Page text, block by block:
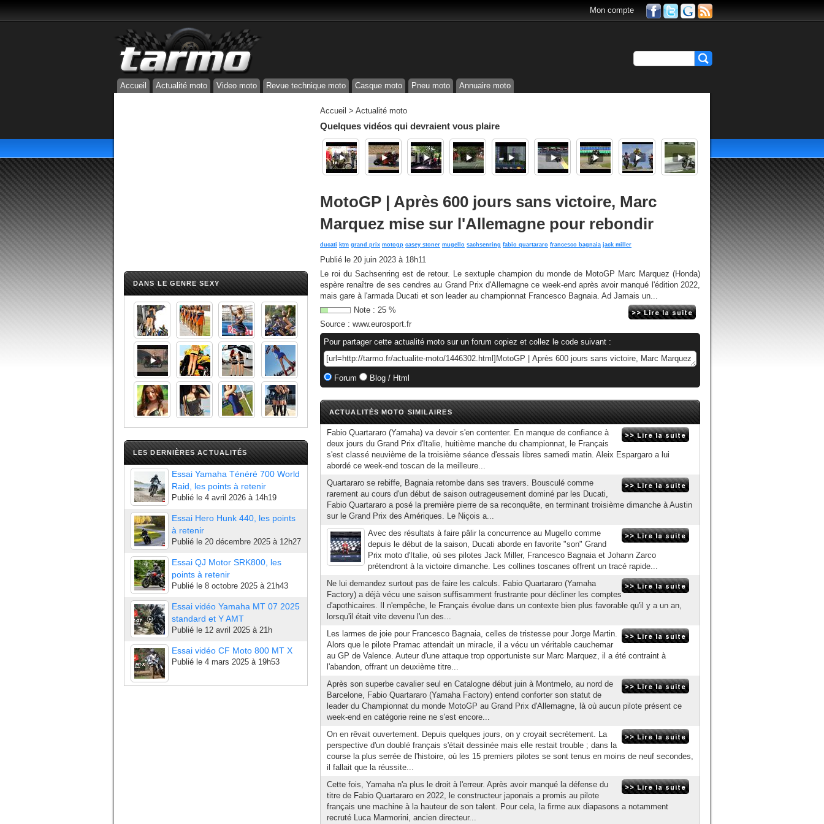
Mon compte
Accueil Actualité moto Video moto Revue technique moto Casque moto Pneu moto Annuaire moto
DANS LE GENRE SEXY
LES DERNIÈRES ACTUALITÉS
Essai Yamaha Ténéré 700 World
Raid, les points à retenir
Publié le 4 avril 2026 à 14h19
Essai Hero Hunk 440, les points
à retenir
Publié le 20 décembre 2025 à 12h27
Essai QJ Motor SRK800, les
points à retenir
Publié le 8 octobre 2025 à 21h43
Essai vidéo Yamaha MT 07 2025
standard et Y AMT
Publié le 12 avril 2025 à 21h
Essai vidéo CF Moto 800 MT X
Publié le 4 mars 2025 à 19h53
Accueil > Actualité moto
Quelques vidéos qui devraient vous plaire
MotoGP | Après 600 jours sans victoire, Marc
Marquez mise sur l'Allemagne pour rebondir
ducati ktm grand prix motogp casey stoner mugello sachsenring fabio quartararo francesco bagnaia jack miller
Publié le 20 juin 2023 à 18h11
Le roi du Sachsenring est de retour. Le sextuple champion du monde de MotoGP Marc Marquez (Honda)
espère renaître de ses cendres au Grand Prix d'Allemagne ce week-end après avoir manqué l'édition 2022,
mais gare à l'armada Ducati et son leader au championnat Francesco Bagnaia. Ad Jamais un...
Note : 25 %
Source : www.eurosport.fr
Pour partager cette actualité moto sur un forum copiez et collez le code suivant :
Forum Blog / Html
ACTUALITÉS MOTO SIMILAIRES
Fabio Quartararo (Yamaha) va devoir s'en contenter. En manque de confiance à
deux jours du Grand Prix d'Italie, huitième manche du championnat, le Français
s'est classé neuvième de la troisième séance d'essais libres samedi matin. Aleix Espargaro a lui
abordé ce week-end toscan de la meilleure...
Quartararo se rebiffe, Bagnaia retombe dans ses travers. Bousculé comme
rarement au cours d'un début de saison outrageusement dominé par les Ducati,
Fabio Quartararo a posé la première pierre de sa reconquête, en terminant troisième dimanche à Austin
sur le Grand Prix des Amériques. Le Niçois a...
Avec des résultats à faire pâlir la concurrence au Mugello comme
depuis le début de la saison, Ducati aborde en favorite "son" Grand
Prix moto d'Italie, où ses pilotes Jack Miller, Francesco Bagnaia et Johann Zarco
prétendront à la victoire dimanche. Les collines toscanes offrent un tracé rapide...
Ne lui demandez surtout pas de faire les calculs. Fabio Quartararo (Yamaha
Factory) a déjà vécu une saison suffisamment frustrante pour décliner les comptes
d'apothicaires. Il n'empêche, le Français évolue dans un contexte bien plus favorable qu'il y a un an,
lorsqu'il était vite devenu l'un des...
Les larmes de joie pour Francesco Bagnaia, celles de tristesse pour Jorge Martin.
Alors que le pilote Pramac attendait un miracle, il a vécu un véritable cauchemar
au GP de Valence. Auteur d'une attaque trop opportuniste sur Marc Marquez, il a été contraint à
l'abandon, offrant un deuxième titre...
Après son superbe cavalier seul en Catalogne début juin à Montmelo, au nord de
Barcelone, Fabio Quartararo (Yamaha Factory) entend conforter son statut de
leader du Championnat du monde MotoGP au Grand Prix d'Allemagne, là où aucun pilote présent ce
week-end en catégorie reine ne s'est encore...
On en rêvait ouvertement. Depuis quelques jours, on y croyait secrètement. La
perspective d'un doublé français s'était dessinée mais elle restait trouble ; dans la
course la plus serrée de l'histoire, où les 15 premiers pilotes se sont tenus en moins de neuf secondes,
il fallait que la réussite...
Cette fois, Yamaha n'a plus le droit à l'erreur. Après avoir manqué la défense du
titre de Fabio Quartararo en 2022, le constructeur japonais a promis au pilote
français une machine à la hauteur de son talent. Pour cela, la firme aux diapasons a notamment
recruté Luca Marmorini, ancien directeur...